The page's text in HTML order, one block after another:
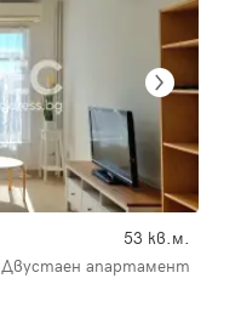
53 кв.м.
Двустаен апартамент